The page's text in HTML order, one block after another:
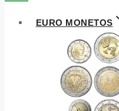
EURO MONETOS